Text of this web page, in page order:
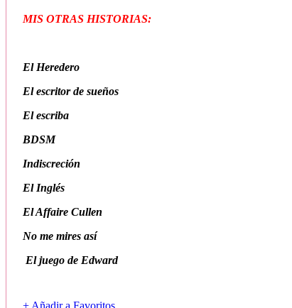
MIS OTRAS HISTORIAS:
El Heredero
El escritor de sueños
El escriba
BDSM
Indiscreción
El Inglés
El Affaire Cullen
No me mires así
El juego de Edward
+ Añadir a Favoritos